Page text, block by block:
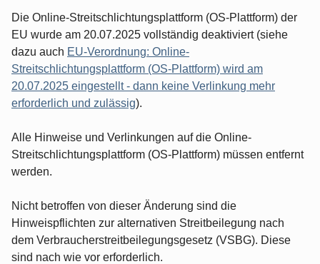
Die Online-Streitschlichtungsplattform (OS-Plattform) der
EU wurde am 20.07.2025 vollständig deaktiviert (siehe
dazu auch EU-Verordnung: Online-
Streitschlichtungsplattform (OS-Plattform) wird am
20.07.2025 eingestellt - dann keine Verlinkung mehr
erforderlich und zulässig).
Alle Hinweise und Verlinkungen auf die Online-
Streitschlichtungsplattform (OS-Plattform) müssen entfernt
werden.
Nicht betroffen von dieser Änderung sind die
Hinweispflichten zur alternativen Streitbeilegung nach
dem Verbraucherstreitbeilegungsgesetz (VSBG). Diese
sind nach wie vor erforderlich.